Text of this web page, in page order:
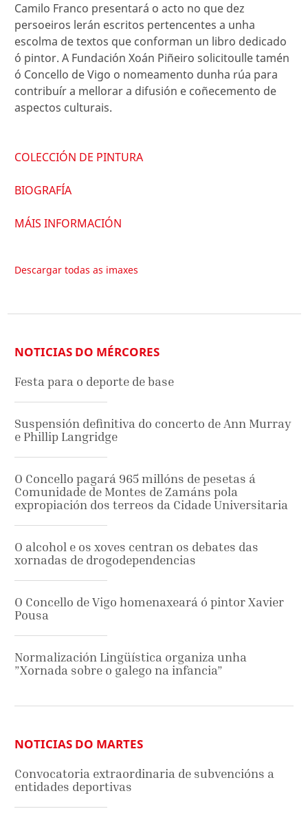
Camilo Franco presentará o acto no que dez
persoeiros lerán escritos pertencentes a unha
escolma de textos que conforman un libro dedicado
ó pintor. A Fundación Xoán Piñeiro solicitoulle tamén
ó Concello de Vigo o nomeamento dunha rúa para
contribuír a mellorar a difusión e coñecemento de
aspectos culturais.
COLECCIÓN DE PINTURA
BIOGRAFÍA
MÁIS INFORMACIÓN
Descargar todas as imaxes
NOTICIAS DO MÉRCORES
Festa para o deporte de base
Suspensión definitiva do concerto de Ann Murray
e Phillip Langridge
O Concello pagará 965 millóns de pesetas á
Comunidade de Montes de Zamáns pola
expropiación dos terreos da Cidade Universitaria
O alcohol e os xoves centran os debates das
xornadas de drogodependencias
O Concello de Vigo homenaxeará ó pintor Xavier
Pousa
Normalización Lingüística organiza unha
”Xornada sobre o galego na infancia”
NOTICIAS DO MARTES
Convocatoria extraordinaria de subvencións a
entidades deportivas